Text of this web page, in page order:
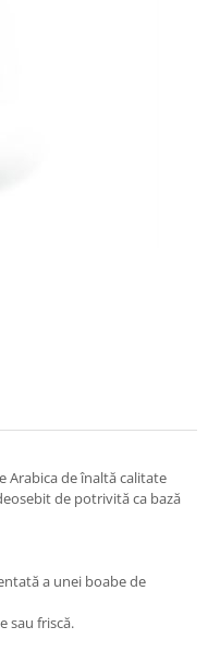
Arabica de înaltă calitate
de potrivită ca bază
a unei boabe de
sau friscă.